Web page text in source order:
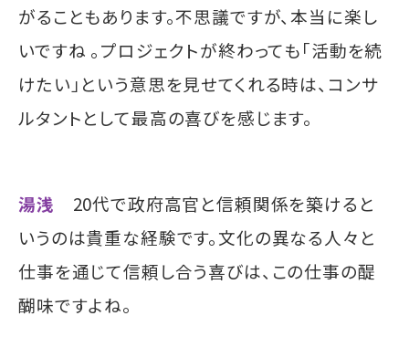
がることもあります。不思議ですが、本当に楽し
いですね 。プロジェクトが終わっても「活動を続
けたい」という意思を見せてくれる時は、コンサ
ルタントとして最高の喜びを感じます。
湯浅 20代で政府高官と信頼関係を築けると
いうのは貴重な経験です。文化の異なる人々と
仕事を通じて信頼し合う喜びは、この仕事の醍
醐味ですよね。